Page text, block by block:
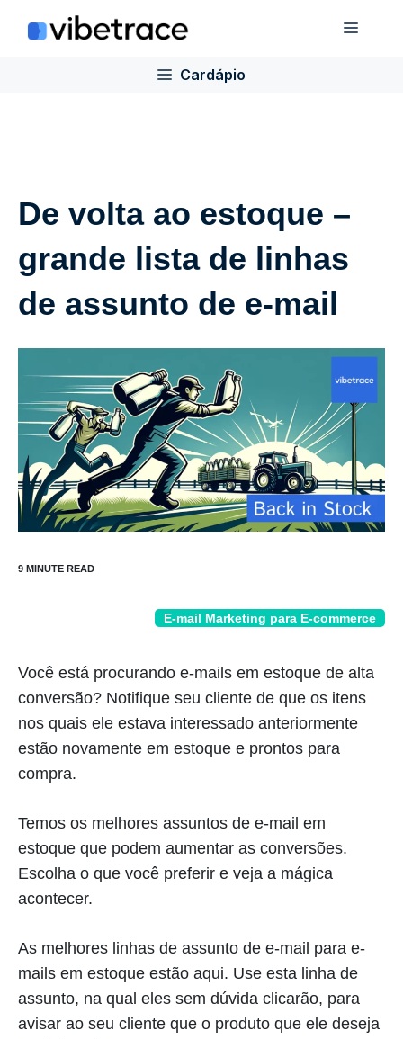
para
Cardápio
De volta ao estoque –
grande lista de linhas
de assunto de e-mail
E-mail Marketing para E-commerce
Você está procurando e-mails em estoque de alta
conversão? Notifique seu cliente de que os itens
nos quais ele estava interessado anteriormente
estão novamente em estoque e prontos para
compra.
Temos os melhores assuntos de e-mail em
estoque que podem aumentar as conversões.
Escolha o que você preferir e veja a mágica
acontecer.
As melhores linhas de assunto de e-mail para e-
mails em estoque estão aqui. Use esta linha de
assunto, na qual eles sem dúvida clicarão, para
avisar ao seu cliente que o produto que ele deseja